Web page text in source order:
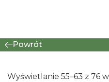
Powrót
Wyświetlanie 55–63 z 76